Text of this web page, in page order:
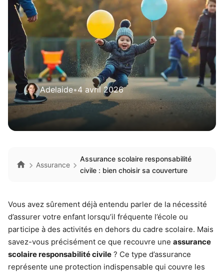
Adelaide•4 avril 2026
Assurance
Assurance scolaire responsabilité
civile : bien choisir sa couverture
Vous avez sûrement déjà entendu parler de la nécessité
d’assurer votre enfant lorsqu’il fréquente l’école ou
participe à des activités en dehors du cadre scolaire. Mais
savez-vous précisément ce que recouvre une assurance
scolaire responsabilité civile ? Ce type d’assurance
représente une protection indispensable qui couvre les